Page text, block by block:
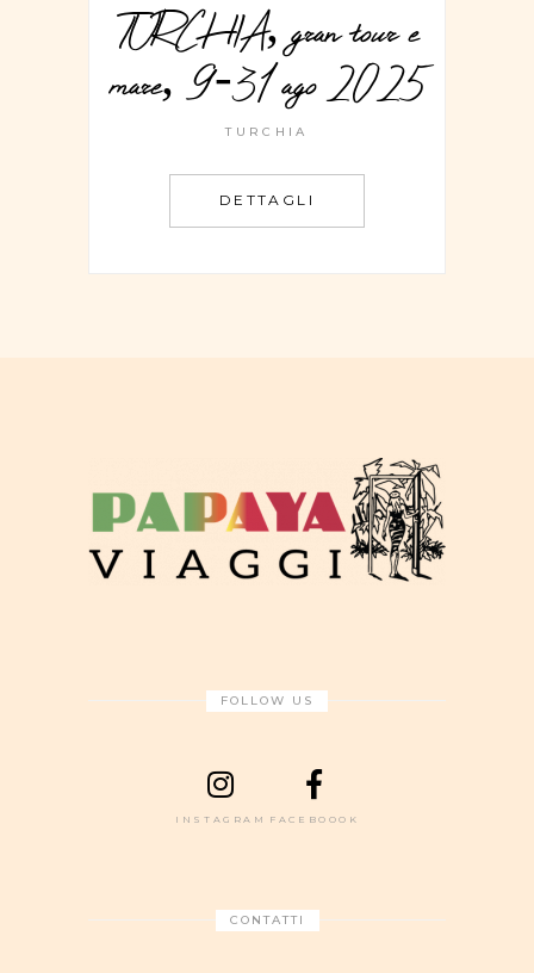
TURCHIA, gran tour e
mare, 9-31 ago 2025
TURCHIA
DETTAGLI
FOLLOW US
INSTAGRAM FACEBOOOK
CONTATTI